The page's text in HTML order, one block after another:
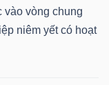
vòng chung
niêm yết có hoạt